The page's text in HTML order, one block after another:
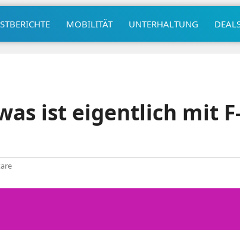
MOBILITÄT UNTERHALTUNG
ist eigentlich mit